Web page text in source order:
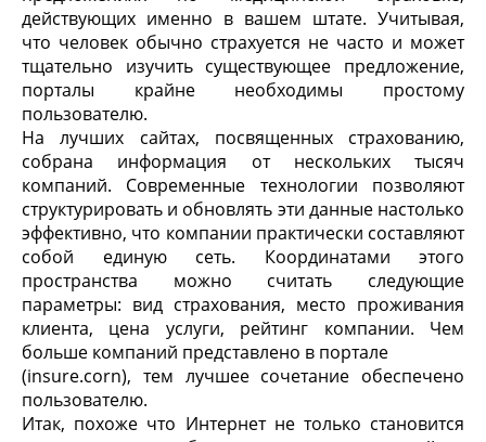
действующих именно в вашем штате. Учитывая,
что человек обычно страхуется не часто и может
тщательно изучить существующее предложение,
порталы крайне необходимы простому
пользователю.
На лучших сайтах, посвященных страхованию,
собрана информация от нескольких тысяч
компаний. Современные технологии позволяют
структурировать и обновлять эти данные настолько
эффективно, что компании практически составляют
собой единую сеть. Координатами этого
пространства можно считать следующие
параметры: вид страхования, место проживания
клиента, цена услуги, рейтинг компании. Чем
больше компаний представлено в портале
(insure.corn), тем лучшее сочетание обеспечено
пользователю.
Итак, похоже что Интернет не только становится